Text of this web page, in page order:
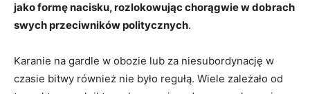
jako formę nacisku, rozlokowując chorągwie w dobrach
swych przeciwników politycznych.
Karanie na gardle w obozie lub za niesubordynację w
czasie bitwy również nie było regułą. Wiele zależało od